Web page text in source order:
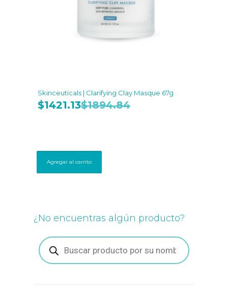
Skinceuticals | Clarifying Clay Masque 67g
$1421.13$1894.84
Agregar al carrito
¿No encuentras algún producto?
Búsqueda
de
productos